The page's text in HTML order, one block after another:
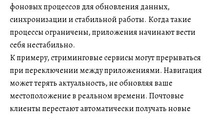
фоновых процессов для обновления данных,
синхронизации и стабильной работы. Когда такие
процессы ограничены, приложения начинают вести
себя нестабильно.
К примеру, стриминговые сервисы могут прерываться
при переключении между приложениями. Навигация
может терять актуальность, не обновляя ваше
местоположение в реальном времени. Почтовые
клиенты перестают автоматически получать новые